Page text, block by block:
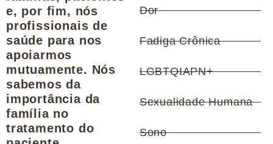
e, por fim, nós
profissionais de
saúde para nos
apoiarmos
mutuamente. Nós
sabemos da
importância da
família no
tratamento do
Dor
Fadiga Crônica
LGBTQIAPN+
Sexualidade Humana
Sono